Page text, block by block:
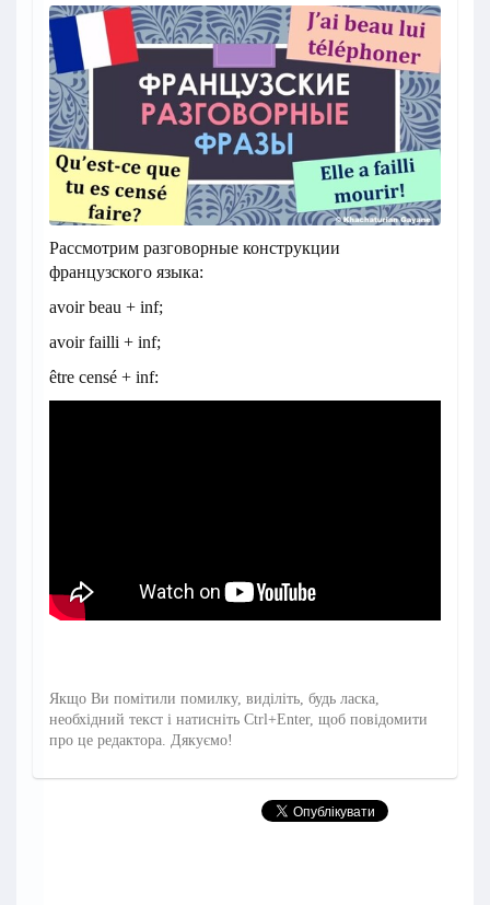
Рассмотрим разговорные конструкции
французского языка:
avoir beau + inf;
avoir failli + inf;
être censé + inf:
Якщо Ви помітили помилку, виділіть, будь ласка,
необхідний текст і натисніть Ctrl+Enter, щоб повідомити
про це редактора. Дякуємо!